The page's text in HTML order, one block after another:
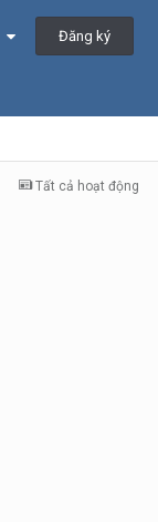
Đăng ký
Tất cả hoạt động